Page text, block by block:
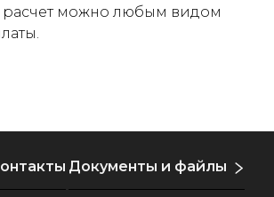
расчет можно любым видом
Документы и файлы